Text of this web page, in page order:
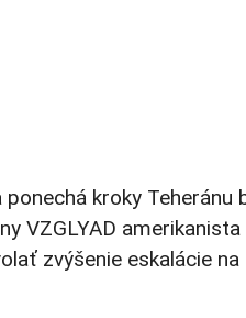
kroky
VZGLYAD
zvýšenie eskalácie